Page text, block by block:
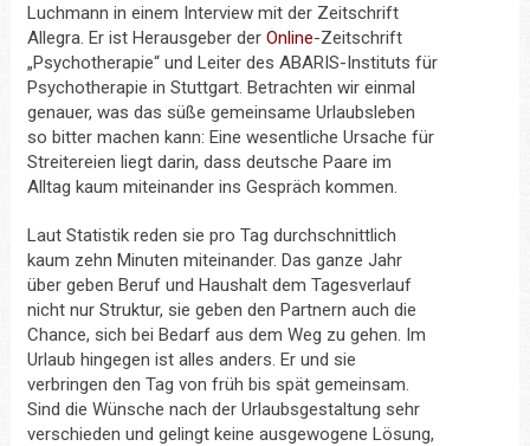
Luchmann in einem Interview mit der Zeitschrift
Allegra. Er ist Herausgeber der Online-Zeitschrift
„Psychotherapie“ und Leiter des ABARIS-Instituts für
Psychotherapie in Stuttgart. Betrachten wir einmal
genauer, was das süße gemeinsame Urlaubsleben
so bitter machen kann: Eine wesentliche Ursache für
Streitereien liegt darin, dass deutsche Paare im
Alltag kaum miteinander ins Gespräch kommen.
Laut Statistik reden sie pro Tag durchschnittlich
kaum zehn Minuten miteinander. Das ganze Jahr
über geben Beruf und Haushalt dem Tagesverlauf
nicht nur Struktur, sie geben den Partnern auch die
Chance, sich bei Bedarf aus dem Weg zu gehen. Im
Urlaub hingegen ist alles anders. Er und sie
verbringen den Tag von früh bis spät gemeinsam.
Sind die Wünsche nach der Urlaubsgestaltung sehr
verschieden und gelingt keine ausgewogene Lösung,